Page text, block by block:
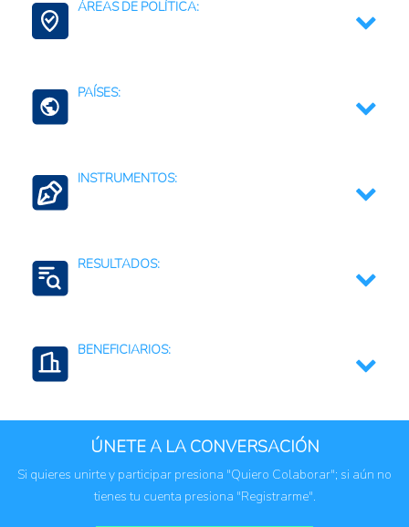
Alimentos y bebidas (Total)
ÁREAS DE POLÍTICA:
Contexto Agroalimentario
PAÍSES:
INSTRUMENTOS:
agropecuario
Regulaciones, normativas y marcos jurídicos
RESULTADOS:
Mejora de la productividad
Empleos generados
BENEFICIARIOS:
Empresas privadas
Mipymes
ÚNETE A LA CONVERSACIÓN
Si quieres unirte y participar presiona "Quiero Colaborar"; si aún no
tienes tu cuenta presiona "Registrarme".